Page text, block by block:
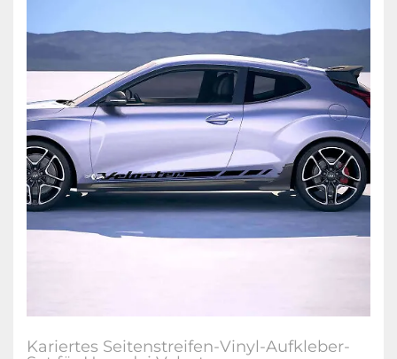
Kariertes Seitenstreifen-Vinyl-Aufkleber-